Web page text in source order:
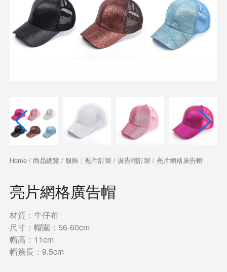
Home/ 商品總覽 / 服飾｜配件訂製 / 廣告帽訂製 / 亮片網格廣告帽
亮片網格廣告帽
材質：牛仔布
尺寸：帽圍：56-60cm
帽高：11cm
帽簷長：9.5cm